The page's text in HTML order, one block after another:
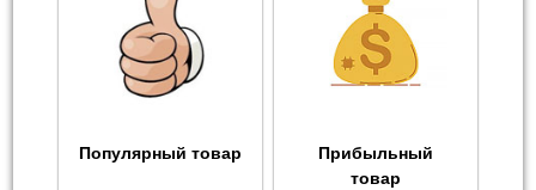
Популярный товар
Прибыльный
товар